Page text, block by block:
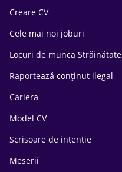
Creare CV
Cele mai noi joburi
Locuri de munca Străinătate
Raportează conținut ilegal
Cariera
Model CV
Scrisoare de intentie
Meserii